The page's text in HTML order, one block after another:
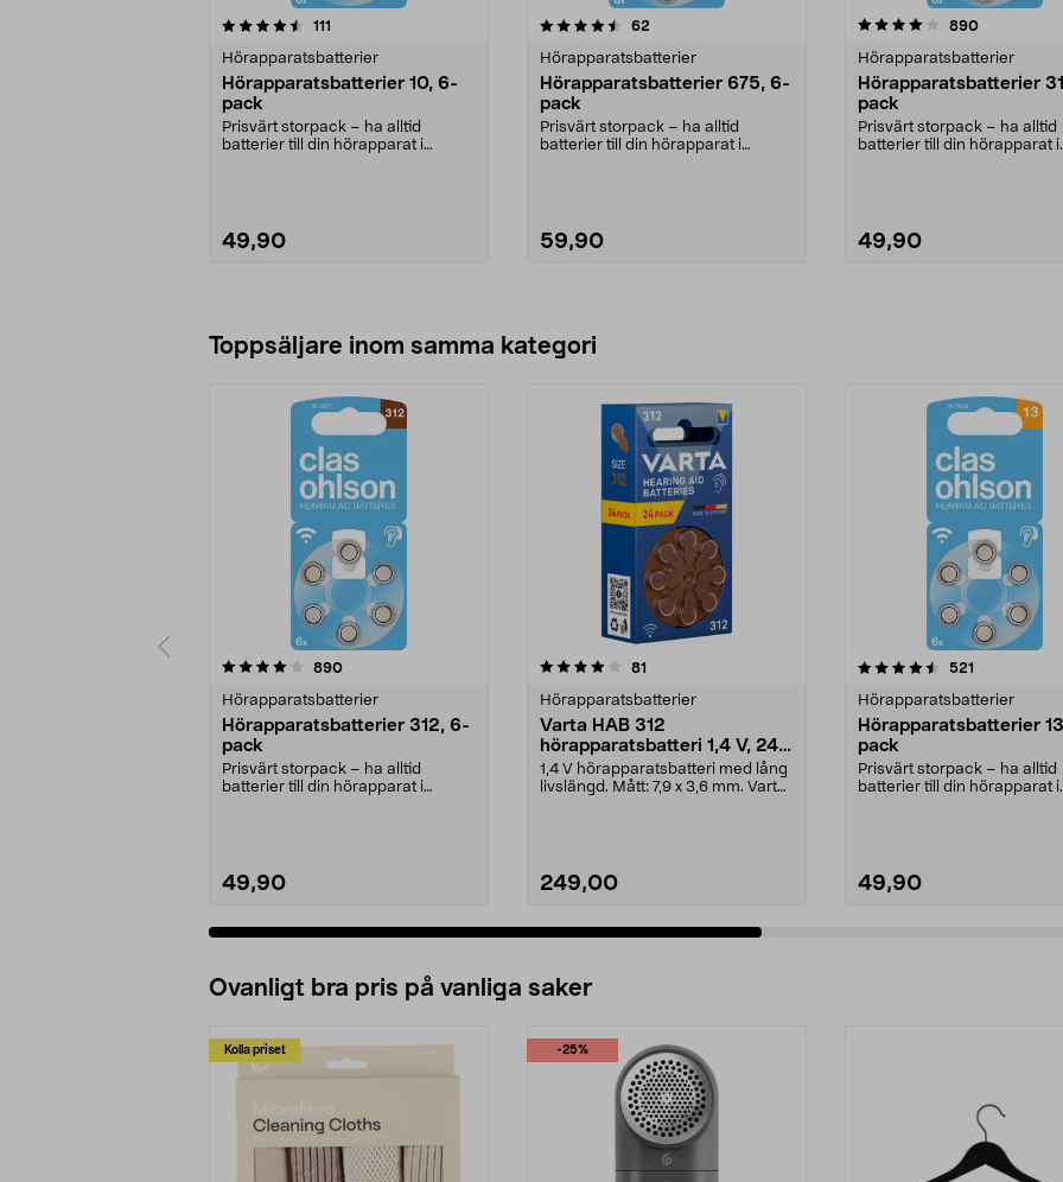
111
Hörapparatsbatterier
Hörapparatsbatterier 10, 6-
pack
Prisvärt storpack – ha alltid
batterier till din hörapparat i
49,90
4.5av 5 stjärnor 62
Hörapparatsbatterier
Hörapparatsbatterier 675, 6-
pack
Prisvärt storpack – ha alltid
batterier till din hörapparat i
59,90
4.0av 5 stjärnor 890recensioner
Hörapparatsbatterier
Hörapparatsbatterier
pack
Prisvärt storpack – ha alltid
batterier till din hörapparat i
49,90
Toppsäljare inom samma kategori
890recensioner
Hörapparatsbatterier
Hörapparatsbatterier 312, 6-
pack
Prisvärt storpack – ha alltid
batterier till din hörapparat i
49,90
4.0 av 5 stjärnor 81
Hörapparatsbatterier
Varta HAB 312
hörapparatsbatteri 1,4 V, 24-
pack
1,4 V hörapparatsbatteri med lång
livslängd. Mått: 7,9 x 3,6 mm. Varta
249,00
4.5 av 5 stjärnor 521
Hörapparatsbatterier
Hörapparatsbatterier
pack
Prisvärt storpack – ha alltid
batterier till din hörapparat i
49,90
4.0 av 5 stjärnor
Ovanligt bra pris på vanliga saker
Kolla priset -25%